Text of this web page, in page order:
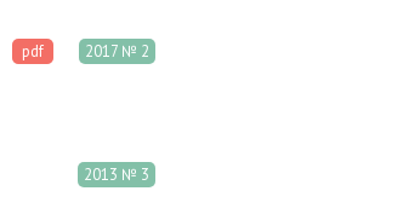
2017 № 2
pdf
2013 № 3